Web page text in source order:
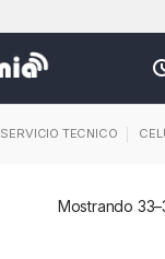
SERVICIO TECNICO
Mostrando